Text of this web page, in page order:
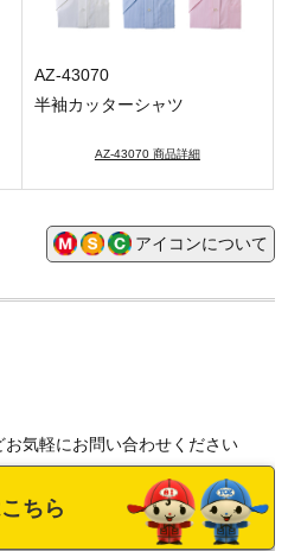
AZ-43070
半袖カッターシャツ
AZ-43070 商品詳細
アイコンについて
気軽にお問い合わせください
ちら